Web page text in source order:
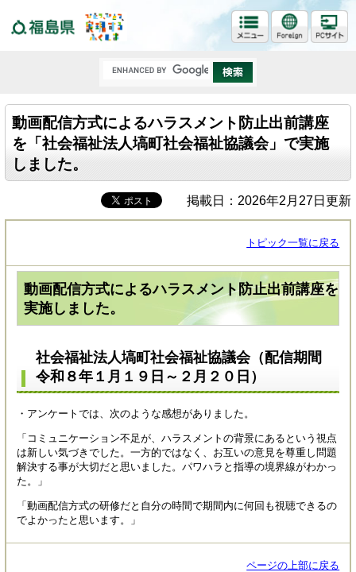
動画配信方式によるハラスメント防止出前講座
を「社会福祉法人塙町社会福祉協議会」で実施
しました。
掲載日：2026年2月27日更新
トピック一覧に戻る
動画配信方式によるハラスメント防止出前講座を
実施しました。
社会福祉法人塙町社会福祉協議会（配信期間
令和８年１月１９日～２月２０日）
・アンケートでは、次のような感想がありました。
「コミュニケーション不足が、ハラスメントの背景にあるという視点
は新しい気づきでした。一方的ではなく、お互いの意見を尊重し問題
解決する事が大切だと思いました。パワハラと指導の境界線がわかっ
た。」
「動画配信方式の研修だと自分の時間で期間内に何回も視聴できるの
でよかったと思います。」
ページの上部に戻る